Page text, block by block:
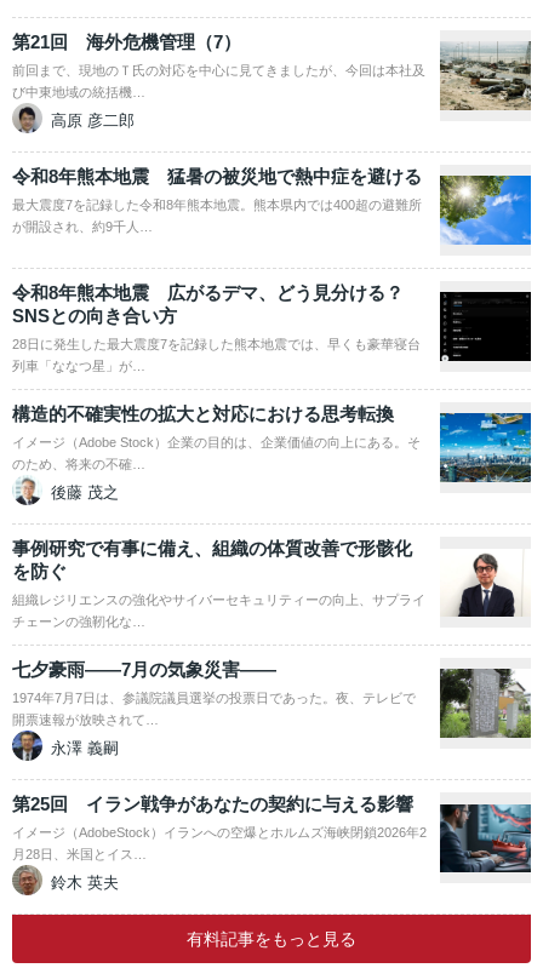
第21回 海外危機管理（7）
前回まで、現地のＴ氏の対応を中心に見てきましたが、今回は本社及
び中東地域の統括機…
高原 彦二郎
令和8年熊本地震 猛暑の被災地で熱中症を避ける
最大震度7を記録した令和8年熊本地震。熊本県内では400超の避難所
が開設され、約9千人…
令和8年熊本地震 広がるデマ、どう見分ける？
SNSとの向き合い方
28日に発生した最大震度7を記録した熊本地震では、早くも豪華寝台
列車「ななつ星」が…
構造的不確実性の拡大と対応における思考転換
イメージ（Adobe Stock）企業の目的は、企業価値の向上にある。そ
のため、将来の不確…
後藤 茂之
事例研究で有事に備え、組織の体質改善で形骸化
を防ぐ
組織レジリエンスの強化やサイバーセキュリティーの向上、サプライ
チェーンの強靭化な…
七夕豪雨――7月の気象災害――
1974年7月7日は、参議院議員選挙の投票日であった。夜、テレビで
開票速報が放映されて…
永澤 義嗣
第25回 イラン戦争があなたの契約に与える影響
イメージ（AdobeStock）イランへの空爆とホルムズ海峡閉鎖2026年2
月28日、米国とイス…
鈴木 英夫
有料記事をもっと見る